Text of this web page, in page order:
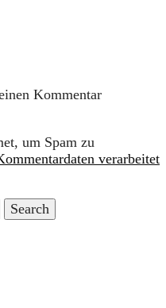
Kommentar
um Spam zu
verarbeitet